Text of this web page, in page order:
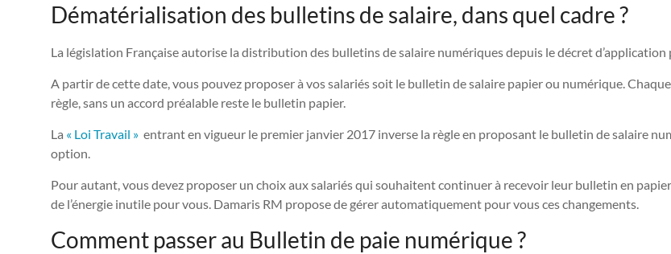
Dématérialisation des bulletins de salaire, dans quel cadre ?
La législation Française autorise la distribution des bulletins de salaire numériques depuis le décret d’application
A partir de cette date, vous pouvez proposer à vos salariés soit le bulletin de salaire papier ou numérique.
règle, sans un accord préalable reste le bulletin papier.
La « Loi Travail » entrant en vigueur le premier janvier 2017 inverse la règle en proposant le bulletin de salaire
option.
Pour autant, vous devez proposer un choix aux salariés qui souhaitent continuer à recevoir leur bulletin en
de l’énergie inutile pour vous. Damaris RM propose de gérer automatiquement pour vous ces changements.
Comment passer au Bulletin de paie numérique ?